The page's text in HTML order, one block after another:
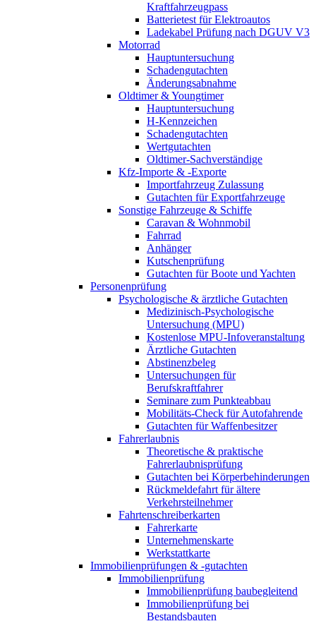
Kraftfahrzeugpass
Batterietest für Elektroautos
Ladekabel Prüfung nach DGUV V3
Motorrad
Hauptuntersuchung
Schadengutachten
Änderungsabnahme
Oldtimer & Youngtimer
Hauptuntersuchung
H-Kennzeichen
Schadengutachten
Wertgutachten
Oldtimer-Sachverständige
Kfz-Importe & -Exporte
Importfahrzeug Zulassung
Gutachten für Exportfahrzeuge
Sonstige Fahrzeuge & Schiffe
Caravan & Wohnmobil
Fahrrad
Anhänger
Kutschenprüfung
Gutachten für Boote und Yachten
Personenprüfung
Psychologische & ärztliche Gutachten
Medizinisch-Psychologische
Untersuchung (MPU)
Kostenlose MPU-Infoveranstaltung
Ärztliche Gutachten
Abstinenzbeleg
Untersuchungen für
Berufskraftfahrer
Seminare zum Punkteabbau
Mobilitäts-Check für Autofahrende
Gutachten für Waffenbesitzer
Fahrerlaubnis
Theoretische & praktische
Fahrerlaubnisprüfung
Gutachten bei Körperbehinderungen
Rückmeldefahrt für ältere
Verkehrsteilnehmer
Fahrtenschreiberkarten
Fahrerkarte
Unternehmenskarte
Werkstattkarte
Immobilienprüfungen & -gutachten
Immobilienprüfung
Immobilienprüfung baubegleitend
Immobilienprüfung bei
Bestandsbauten